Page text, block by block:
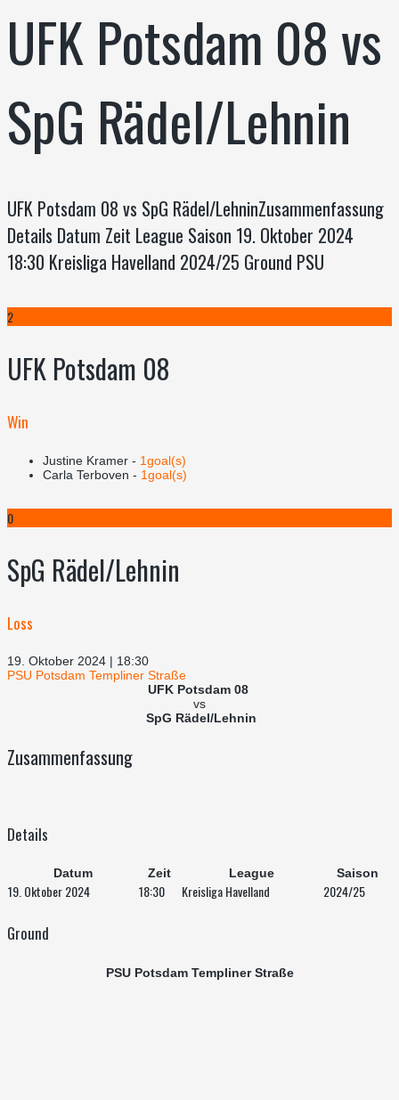
UFK Potsdam 08 vs
SpG Rädel/Lehnin
UFK Potsdam 08 vs SpG Rädel/LehninZusammenfassung
Details Datum Zeit League Saison 19. Oktober 2024
18:30 Kreisliga Havelland 2024/25 Ground PSU
2
UFK Potsdam 08
Win
Justine Kramer - 1goal(s)
Carla Terboven - 1goal(s)
0
SpG Rädel/Lehnin
Loss
19. Oktober 2024 | 18:30
PSU Potsdam Templiner Straße
UFK Potsdam 08
vs
SpG Rädel/Lehnin
Zusammenfassung
Details
Datum Zeit League Saison
19. Oktober 2024 18:30 Kreisliga Havelland 2024/25
Ground
PSU Potsdam Templiner Straße